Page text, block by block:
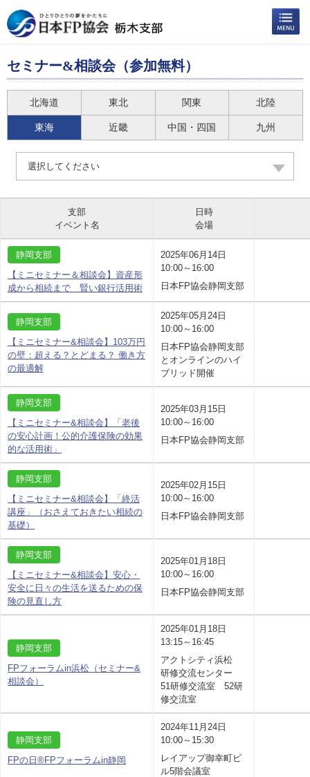
セミナー&相談会（参加無料）
北海道 東北 関東 北陸
東海 近畿 中国・四国 九州
選択してください
支部
イベント名
日時
会場
静岡支部
【ミニセミナー＆相談会】資産形
成から相続まで 賢い銀行活用術
2025年06月14日
10:00～16:00
日本FP協会静岡支部
静岡支部
【ミニセミナー&相談会】103万円
の壁：超える？とどまる？ 働き方
の最適解
2025年05月24日
10:00～16:00
日本FP協会静岡支部
とオンラインのハイ
ブリッド開催
静岡支部
【ミニセミナー&相談会】「老後
の安心計画！公的介護保険の効果
的な活用術」
2025年03月15日
10:00～16:00
日本FP協会静岡支部
静岡支部
【ミニセミナー&相談会】「終活
講座」（おさえておきたい相続の
基礎）
2025年02月15日
10:00～16:00
日本FP協会静岡支部
静岡支部
【ミニセミナー&相談会】安心・
安全に日々の生活を送るための保
険の見直し方
2025年01月18日
10:00～16:00
日本FP協会静岡支部
静岡支部
FPフォーラムin浜松（セミナー&
相談会）
2025年01月18日
13:15～16:45
アクトシティ浜松
研修交流センター
51研修交流室 52研
修交流室
静岡支部
FPの日®FPフォーラムin静岡
2024年11月24日
10:00～15:30
レイアップ御幸町ビ
ル5階会議室